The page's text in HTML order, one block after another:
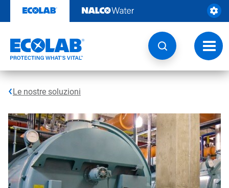
contenuto
Le nostre soluzioni